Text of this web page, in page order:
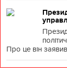
Про це він